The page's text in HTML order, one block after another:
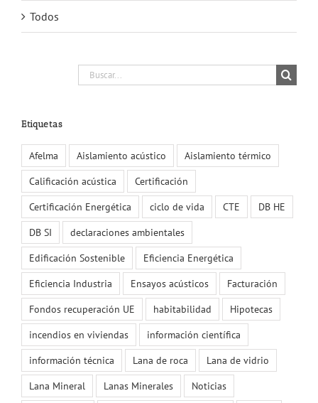
Todos
Buscar:
Etiquetas
Afelma Aislamiento acústico
Aislamiento térmico
Calificación acústica
Certificación
Certificación Energética
ciclo de vida CTE
DB HE
DB SI
declaraciones ambientales
Edificación Sostenible
Eficiencia Energética
Eficiencia Industria
Ensayos acústicos
Facturación
Fondos recuperación UE
habitabilidad
Hipotecas
incendios en viviendas
información científica
información técnica
Lana de roca
Lana de vidrio
Lana Mineral
Lanas Minerales
Noticias